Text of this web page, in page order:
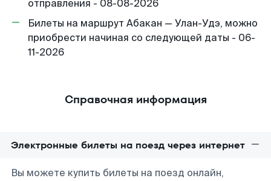
отправления - 08-08-2026
Билеты на маршрут Абакан — Улан-Удэ, можно
приобрести начиная со следующей даты - 06-
11-2026
Справочная информация
Электронные билеты на поезд через интернет
Вы можете купить билеты на поезд онлайн,